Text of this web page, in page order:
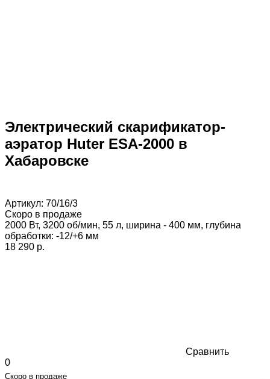
Электрический скарификатор-
аэратор Huter ESA-2000 в
Хабаровске
Артикул: 70/16/3
Скоро в продаже
2000 Вт, 3200 об/мин, 55 л, ширина - 400 мм, глубина
обработки: -12/+6 мм
18 290 p.
Сравнить
0
Скоро в продаже